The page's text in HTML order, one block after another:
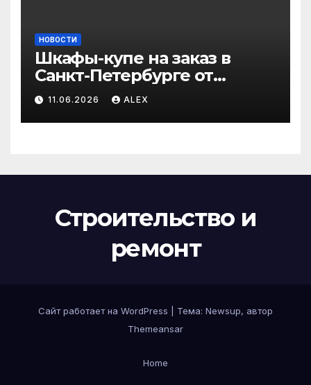
НОВОСТИ
Шкафы-купе на заказ в
Санкт-Петербурге от
производителя по
доступным ценам
11.06.2026 ALEX
Строительство и
ремонт
Сайт работает на WordPress Тема: Newsup, автор
Themeansar
Home